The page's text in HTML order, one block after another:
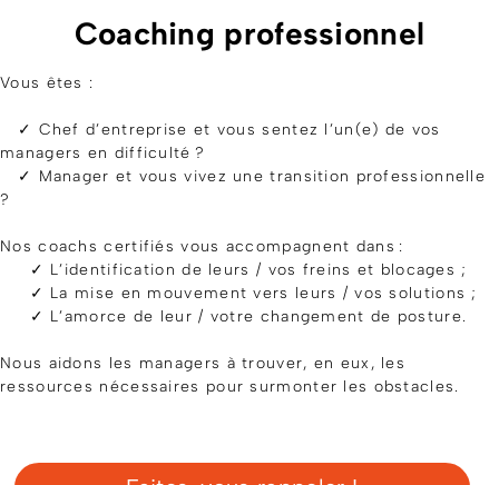
Coaching professionnel
Vous êtes :
✓ Chef d’entreprise et vous sentez l’un(e) de vos
managers en difficulté ?
✓ Manager et vous vivez une transition professionnelle
?
Nos coachs certifiés vous accompagnent dans :
✓ L’identification de leurs / vos freins et blocages ;
✓ La mise en mouvement vers leurs / vos solutions ;
✓ L’amorce de leur / votre changement de posture.
Nous aidons les managers à trouver, en eux, les
ressources nécessaires pour surmonter les obstacles.